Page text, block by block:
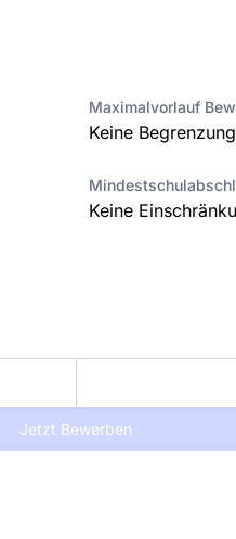
Maximalvorlauf
Keine Begrenzung
Keine
Jetzt Bewerben